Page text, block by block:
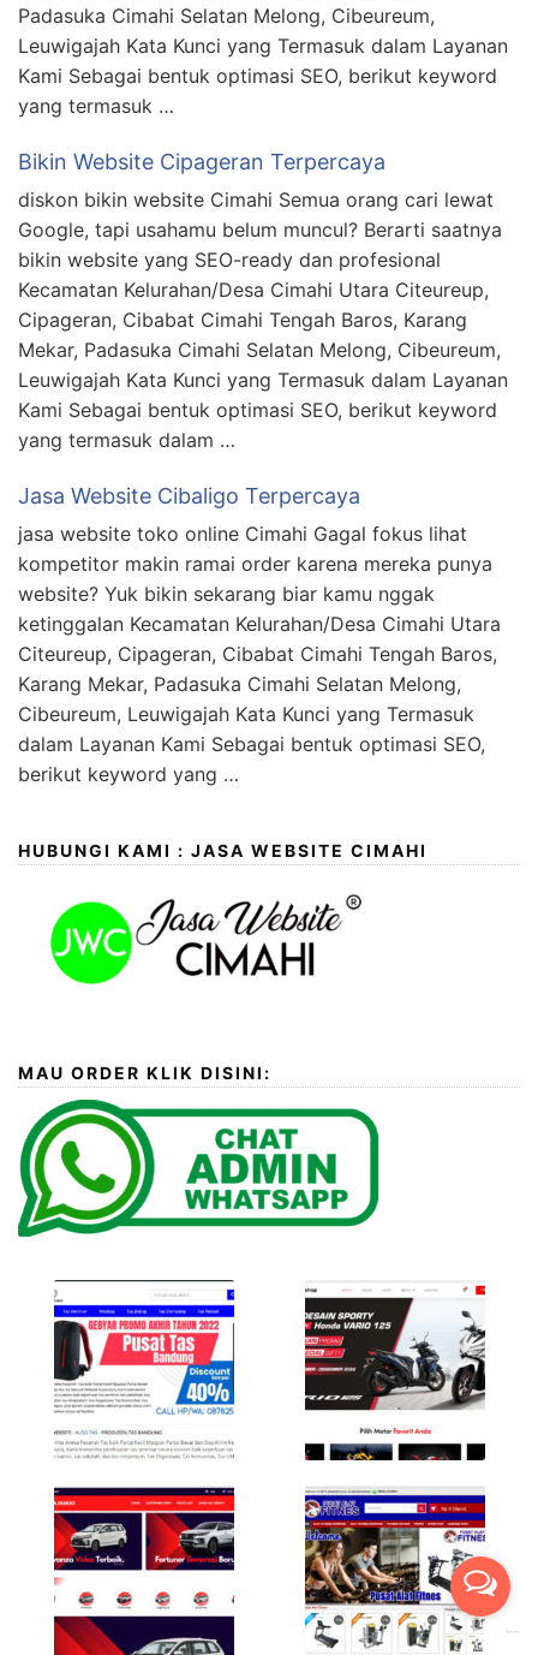
Padasuka Cimahi Selatan Melong, Cibeureum,
Leuwigajah Kata Kunci yang Termasuk dalam Layanan
Kami Sebagai bentuk optimasi SEO, berikut keyword
yang termasuk …
Bikin Website Cipageran Terpercaya
diskon bikin website Cimahi Semua orang cari lewat
Google, tapi usahamu belum muncul? Berarti saatnya
bikin website yang SEO-ready dan profesional
Kecamatan Kelurahan/Desa Cimahi Utara Citeureup,
Cipageran, Cibabat Cimahi Tengah Baros, Karang
Mekar, Padasuka Cimahi Selatan Melong, Cibeureum,
Leuwigajah Kata Kunci yang Termasuk dalam Layanan
Kami Sebagai bentuk optimasi SEO, berikut keyword
yang termasuk dalam …
Jasa Website Cibaligo Terpercaya
jasa website toko online Cimahi Gagal fokus lihat
kompetitor makin ramai order karena mereka punya
website? Yuk bikin sekarang biar kamu nggak
ketinggalan Kecamatan Kelurahan/Desa Cimahi Utara
Citeureup, Cipageran, Cibabat Cimahi Tengah Baros,
Karang Mekar, Padasuka Cimahi Selatan Melong,
Cibeureum, Leuwigajah Kata Kunci yang Termasuk
dalam Layanan Kami Sebagai bentuk optimasi SEO,
berikut keyword yang …
HUBUNGI KAMI : JASA WEBSITE CIMAHI
MAU ORDER KLIK DISINI: